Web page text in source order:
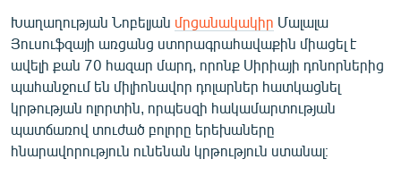
ԲԱՆԱՎԵՃ
ՁԳՏԵԼՈՎ ԼԱՎԱԳՈՒՅՆԻՆ
ՓՈԴՔԱՍԹ
Հայերեն
Խաղաղության Նոբելյան մրցանակակիր Մալալա
Յուսուֆզայի առցանց ստորագրահավաքին միացել է
ավելի քան 70 հազար մարդ, որոնք Սիրիայի դոնորներից
պահանջում են միլիոնավոր դոլարներ հատկացնել
կրթության ոլորտին, որպեսզի հակամարտության
պատճառով տուժած բոլորը երեխաները
հնարավորություն ունենան կրթություն ստանալ։